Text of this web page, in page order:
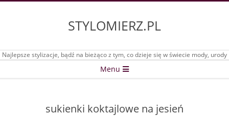
STYLOMIERZ.PL
Najlepsze stylizacje, bądź na bieżąco z tym, co dzieje się w świecie mody, urody
Menu
sukienki koktajlowe na jesień